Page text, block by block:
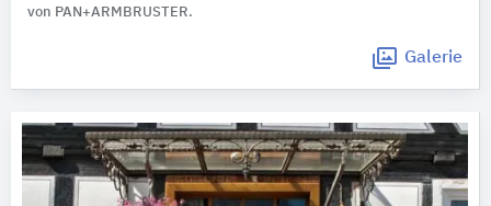
von PAN+ARMBRUSTER.
Galerie